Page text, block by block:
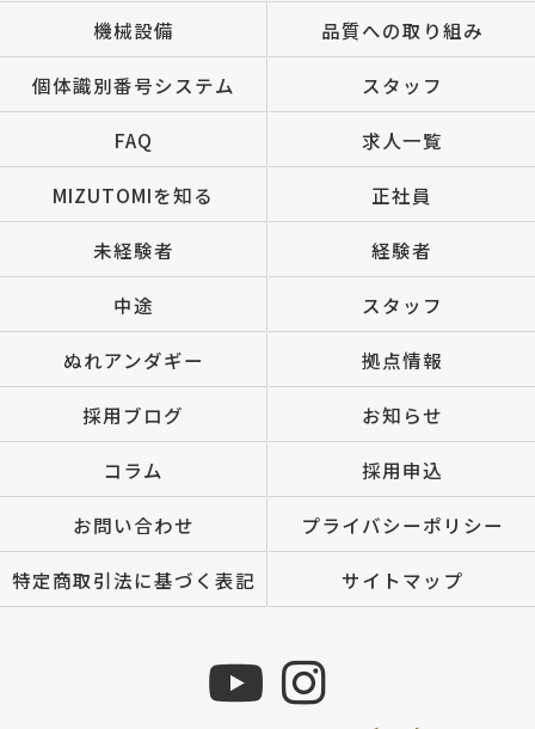
機械設備 品質への取り組み
個体識別番号システム スタッフ
FAQ 求人一覧
MIZUTOMIを知る 正社員
未経験者 経験者
中途 スタッフ
ぬれアンダギー 拠点情報
採用ブログ お知らせ
コラム 採用申込
お問い合わせ プライバシーポリシー
特定商取引法に基づく表記 サイトマップ